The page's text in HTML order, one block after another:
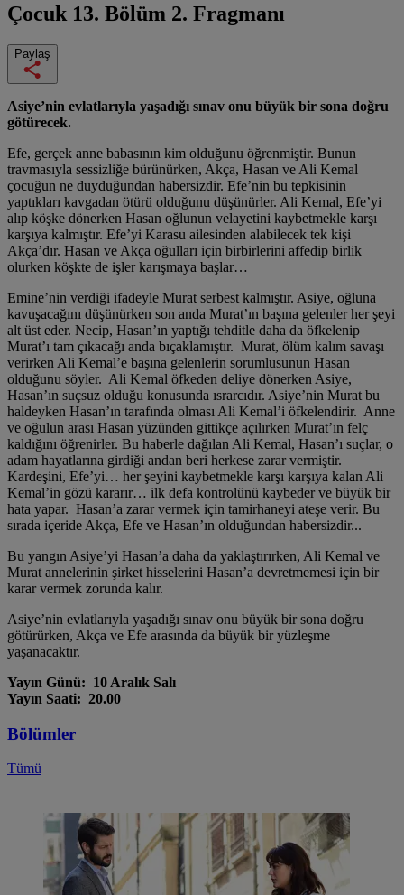
Çocuk 13. Bölüm 2. Fragmanı
Paylaş
Asiye’nin evlatlarıyla yaşadığı sınav onu büyük bir sona doğru
götürecek.
Efe, gerçek anne babasının kim olduğunu öğrenmiştir. Bunun
travmasıyla sessizliğe bürünürken, Akça, Hasan ve Ali Kemal
çocuğun ne duyduğundan habersizdir. Efe’nin bu tepkisinin
yaptıkları kavgadan ötürü olduğunu düşünürler. Ali Kemal, Efe’yi
alıp köşke dönerken Hasan oğlunun velayetini kaybetmekle karşı
karşıya kalmıştır. Efe’yi Karasu ailesinden alabilecek tek kişi
Akça’dır. Hasan ve Akça oğulları için birbirlerini affedip birlik
olurken köşkte de işler karışmaya başlar…
Emine’nin verdiği ifadeyle Murat serbest kalmıştır. Asiye, oğluna
kavuşacağını düşünürken son anda Murat’ın başına gelenler her şeyi
alt üst eder. Necip, Hasan’ın yaptığı tehditle daha da öfkelenip
Murat’ı tam çıkacağı anda bıçaklamıştır. Murat, ölüm kalım savaşı
verirken Ali Kemal’e başına gelenlerin sorumlusunun Hasan
olduğunu söyler. Ali Kemal öfkeden deliye dönerken Asiye,
Hasan’ın suçsuz olduğu konusunda ısrarcıdır. Asiye’nin Murat bu
haldeyken Hasan’ın tarafında olması Ali Kemal’i öfkelendirir. Anne
ve oğulun arası Hasan yüzünden gittikçe açılırken Murat’ın felç
kaldığını öğrenirler. Bu haberle dağılan Ali Kemal, Hasan’ı suçlar, o
adam hayatlarına girdiği andan beri herkese zarar vermiştir.
Kardeşini, Efe’yi… her şeyini kaybetmekle karşı karşıya kalan Ali
Kemal’in gözü kararır… ilk defa kontrolünü kaybeder ve büyük bir
hata yapar. Hasan’a zarar vermek için tamirhaneyi ateşe verir. Bu
sırada içeride Akça, Efe ve Hasan’ın olduğundan habersizdir...
Bu yangın Asiye’yi Hasan’a daha da yaklaştırırken, Ali Kemal ve
Murat annelerinin şirket hisselerini Hasan’a devretmemesi için bir
karar vermek zorunda kalır.
Asiye’nin evlatlarıyla yaşadığı sınav onu büyük bir sona doğru
götürürken, Akça ve Efe arasında da büyük bir yüzleşme
yaşanacaktır.
Yayın Günü: 10 Aralık Salı
Yayın Saati: 20.00
Bölümler
Tümü